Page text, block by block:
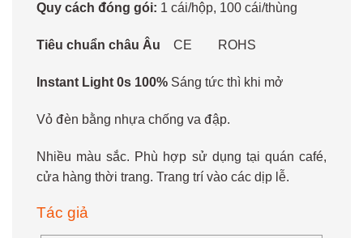
Quy cách đóng gói: 1 cái/hộp, 100 cái/thùng
Tiêu chuẩn châu Âu CE ROHS
Instant Light 0s 100% Sáng tức thì khi mở
Vỏ đèn bằng nhựa chống va đập.
Nhiều màu sắc. Phù hợp sử dụng tại quán café,
cửa hàng thời trang. Trang trí vào các dịp lễ.
Tác giả